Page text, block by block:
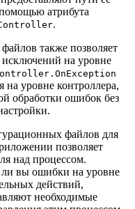
атрибута
.
также позволяет
исключений на уровне
на уровне контроллера,
обработки ошибок без
файлов для
позволяет
над процессом.
ли вы ошибки на уровне
действий,
необходимые